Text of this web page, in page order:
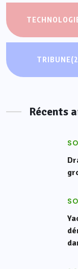
TRIBUNE
Récents